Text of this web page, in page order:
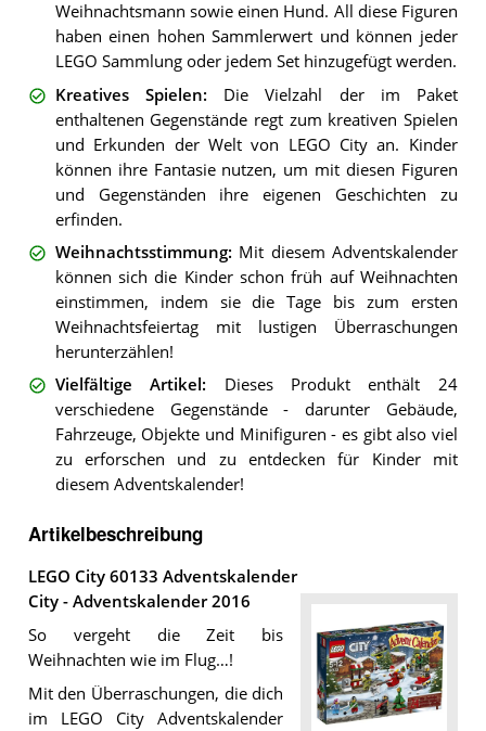
Weihnachtsmann sowie einen Hund. All diese Figuren
haben einen hohen Sammlerwert und können jeder
LEGO Sammlung oder jedem Set hinzugefügt werden.
Kreatives Spielen: Die Vielzahl der im Paket
enthaltenen Gegenstände regt zum kreativen Spielen
und Erkunden der Welt von LEGO City an. Kinder
können ihre Fantasie nutzen, um mit diesen Figuren
und Gegenständen ihre eigenen Geschichten zu
erfinden.
Weihnachtsstimmung: Mit diesem Adventskalender
können sich die Kinder schon früh auf Weihnachten
einstimmen, indem sie die Tage bis zum ersten
Weihnachtsfeiertag mit lustigen Überraschungen
herunterzählen!
Vielfältige Artikel : Dieses Produkt enthält 24
verschiedene Gegenstände - darunter Gebäude,
Fahrzeuge, Objekte und Minifiguren - es gibt also viel
zu erforschen und zu entdecken für Kinder mit
diesem Adventskalender!
Artikelbeschreibung
LEGO City 60133 Adventskalender
City - Adventskalender 2016
So vergeht die Zeit bis
Weihnachten wie im Flug…!
Mit den Überraschungen, die dich
im LEGO City Adventskalender